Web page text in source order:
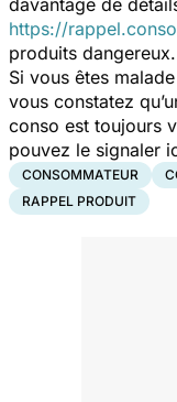
https://
produits dangereux.
Si vous êtes
vous constatez
conso est toujours
pouvez le signaler
CONSOMMATEUR
RAPPEL PRODUIT